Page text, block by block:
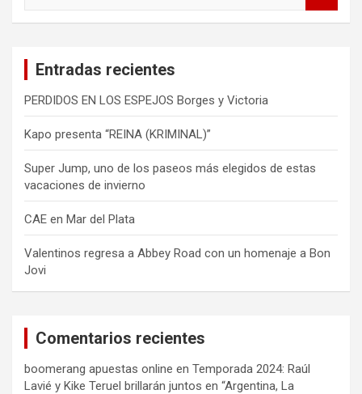
Entradas recientes
PERDIDOS EN LOS ESPEJOS Borges y Victoria
Kapo presenta “REINA (KRIMINAL)”
Super Jump, uno de los paseos más elegidos de estas
vacaciones de invierno
CAE en Mar del Plata
Valentinos regresa a Abbey Road con un homenaje a Bon
Jovi
Comentarios recientes
boomerang apuestas online en Temporada 2024: Raúl
Lavié y Kike Teruel brillarán juntos en “Argentina, La